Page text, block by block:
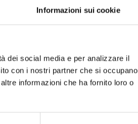
Informazioni sui cookie
dei social media e per analizzare il
con i nostri partner che si occupano
informazioni che ha fornito loro o